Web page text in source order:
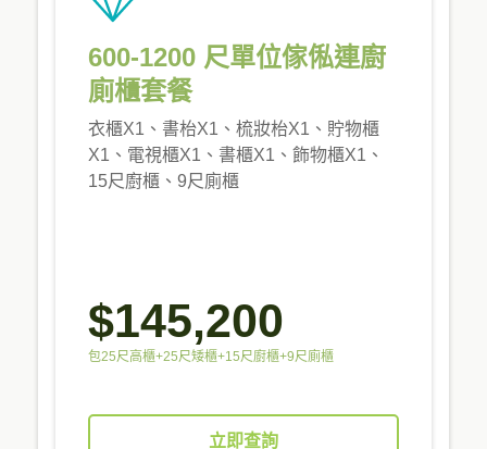
600-1200 尺單位傢俬連廚
廁櫃套餐
衣櫃X1、書枱X1、梳妝枱X1、貯物櫃
X1、電視櫃X1、書櫃X1、飾物櫃X1、
15尺廚櫃、9尺廁櫃
$145,200
包25尺高櫃+25尺矮櫃+15尺廚櫃+9尺廁櫃
立即查詢